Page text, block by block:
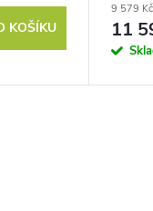
KOŠÍKU
9 579
11